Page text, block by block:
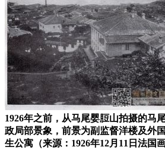
1926年之前，从马尾婴脰山拍摄的马
政局部景象，前景为副监督洋楼及外
生公寓（来源：1926年12月11日法国